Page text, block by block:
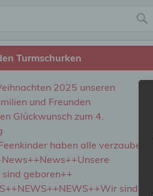
Turmschurken
2025 unseren
und Freunden
Glückwunsch zum 4.
haben alle verzaubert
sind geboren++
sind